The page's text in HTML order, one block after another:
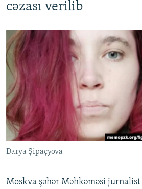
cəzası verilib
Darya Şipaçyova
Moskva şəhər Məhkəməsi jurnalist